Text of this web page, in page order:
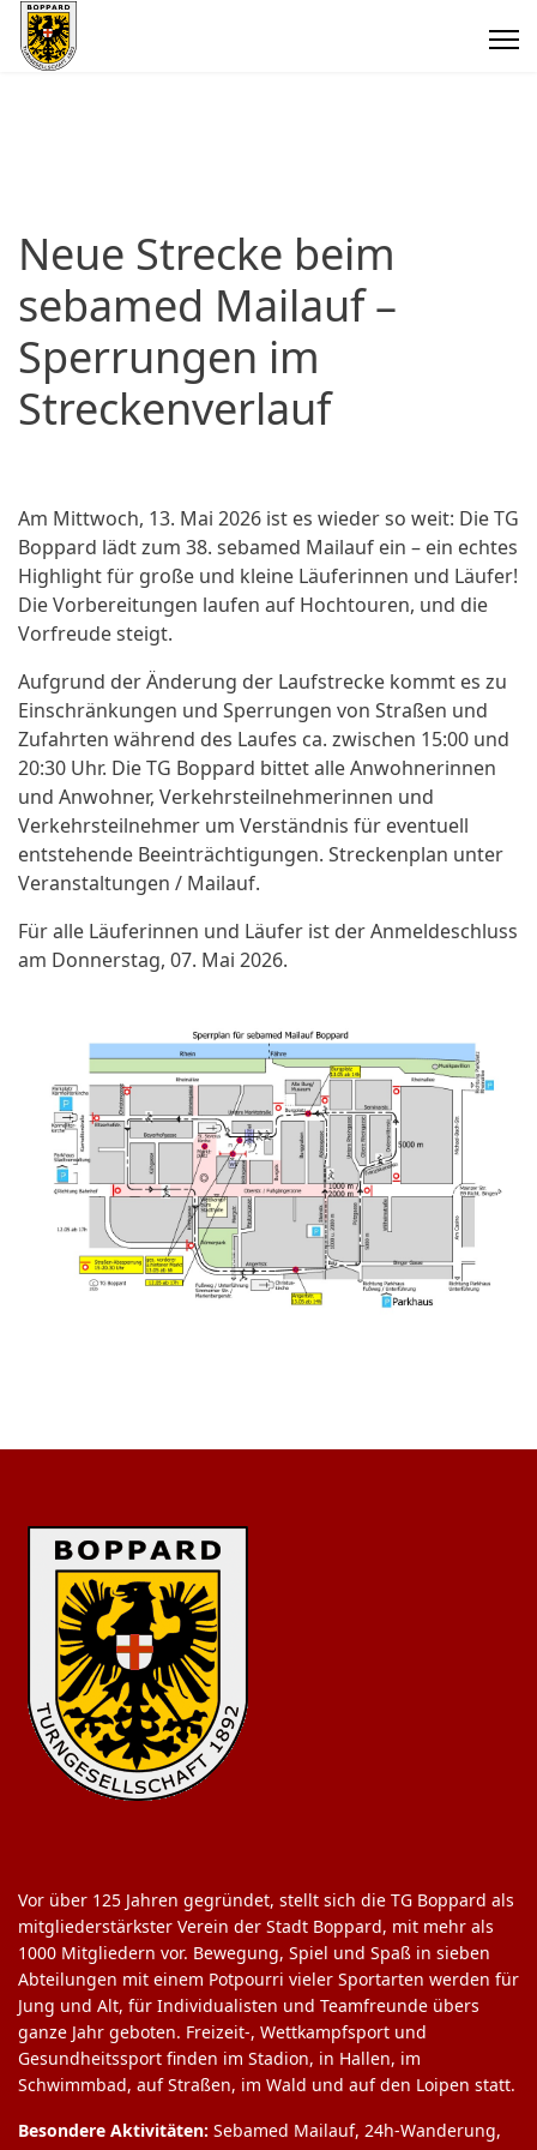
Neue Strecke beim
sebamed Mailauf –
Sperrungen im
Streckenverlauf
Am Mittwoch, 13. Mai 2026 ist es wieder so weit: Die TG
Boppard lädt zum 38. sebamed Mailauf ein – ein echtes
Highlight für große und kleine Läuferinnen und Läufer!
Die Vorbereitungen laufen auf Hochtouren, und die
Vorfreude steigt.
Aufgrund der Änderung der Laufstrecke kommt es zu
Einschränkungen und Sperrungen von Straßen und
Zufahrten während des Laufes ca. zwischen 15:00 und
20:30 Uhr. Die TG Boppard bittet alle Anwohnerinnen
und Anwohner, Verkehrsteilnehmerinnen und
Verkehrsteilnehmer um Verständnis für eventuell
entstehende Beeinträchtigungen. Streckenplan unter
Veranstaltungen / Mailauf.
Für alle Läuferinnen und Läufer ist der Anmeldeschluss
am Donnerstag, 07. Mai 2026.
Vor über 125 Jahren gegründet, stellt sich die TG Boppard als
mitgliederstärkster Verein der Stadt Boppard, mit mehr als
1000 Mitgliedern vor. Bewegung, Spiel und Spaß in sieben
Abteilungen mit einem Potpourri vieler Sportarten werden für
Jung und Alt, für Individualisten und Teamfreunde übers
ganze Jahr geboten. Freizeit-, Wettkampfsport und
Gesundheitssport finden im Stadion, in Hallen, im
Schwimmbad, auf Straßen, im Wald und auf den Loipen statt.
Besondere Aktivitäten: Sebamed Mailauf, 24h-Wanderung,